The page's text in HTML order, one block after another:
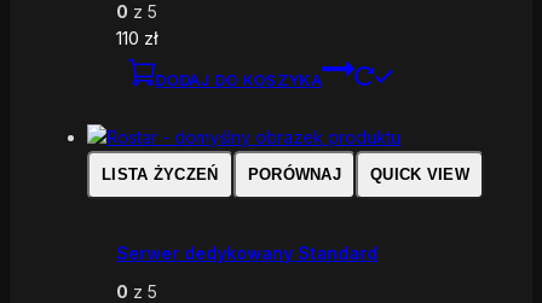
0 z 5
110 zł
DODAJ DO KOSZYKA
LISTA ŻYCZEŃ PORÓWNAJ QUICK VIEW
Serwer dedykowany Standard
0 z 5